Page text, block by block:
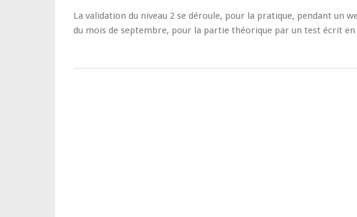
La validation du niveau 2 se déroule, pour la pratique, pendant un
du mois de septembre, pour la partie théorique par un test écrit